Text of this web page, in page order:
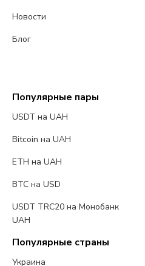
Новости
Блог
Популярные пары
USDT на UAH
Bitcoin на UAH
ETH на UAH
BTC на USD
USDT TRC20 на Монобанк
UAH
Популярные страны
Украина